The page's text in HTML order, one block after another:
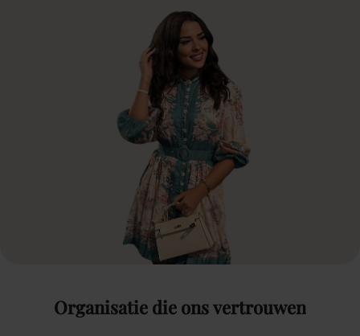
Organisatie die onsvertrouwen